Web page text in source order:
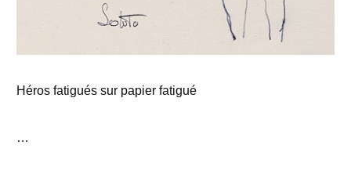
Héros fatigués sur papier fatigué
…